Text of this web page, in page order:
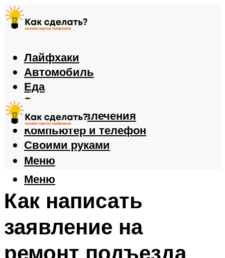
Лайфхаки
Автомобиль
Еда
Здоровье
Игры и развлечения
Компьютер и телефон
Своими руками
Меню
Меню
Как написать
заявление на
ремонт подъезда